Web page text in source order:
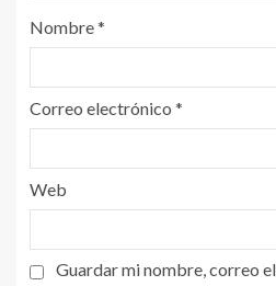
Nombre*
Correo electrónico *
Web
Guardar mi nombre, correo